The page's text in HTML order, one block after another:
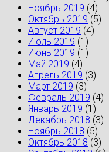
Ноябрь 2019 (4)
Октябрь 2019 (5)
Август 2019 (4)
Июль 2019 (1)
Июнь 2019 (1)
Май 2019 (4)
Апрель 2019 (3)
Март 2019 (3)
Февраль 2019 (4)
Январь 2019 (1)
Декабрь 2018 (3)
Ноябрь 2018 (5)
Октябрь 2018 (3)